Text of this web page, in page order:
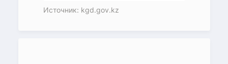
Источник: kgd.gov.kz